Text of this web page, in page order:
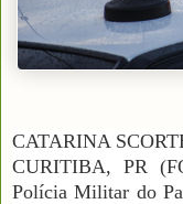
CATARINA
CURITIBA, PR
Polícia Militar do